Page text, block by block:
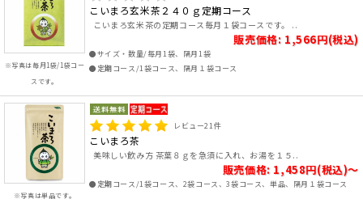
※写真は毎月1袋/1袋コー
スです。
こいまろ玄米茶２４０ｇ定期コース
こいまろ玄米茶の定期コース毎月１袋コースです。 ..
販売価格: 1,566円(税込)
●サイズ・数量/毎月1袋、隔月1袋
●定期コース/1袋コース、隔月１袋コース
※写真は単品です。
レビュー21件
こいまろ茶
美味しい飲み方 茶葉８ｇを急須に入れ、お湯を１５..
販売価格: 1,458円(税込)～
●定期コース/1袋コース、2袋コース、3袋コース、単品、隔月１袋コース